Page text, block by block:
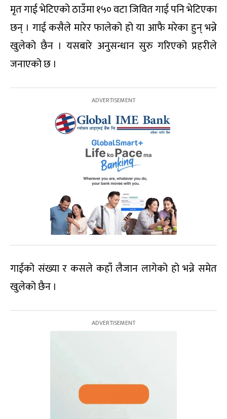
मृत गाई भेटिएको ठाउँमा १५० वटा जिवित गाई पनि भेटिएका
छन् । गाई कसैले मारेर फालेको हो या आफै मरेका हुन् भन्ने
खुलेको छैन । यसबारे अनुसन्धान सुरु गरिएको प्रहरीले
जनाएको छ ।
गाईको संख्या र कसले कहाँ लैजान लागेको हो भन्ने समेत
खुलेको छैन ।